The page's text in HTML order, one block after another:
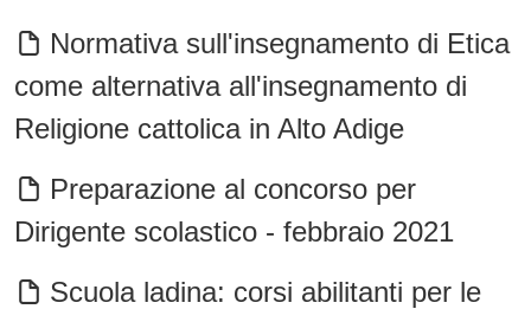
Normativa sull'insegnamento di Etica
come alternativa all'insegnamento di
Religione cattolica in Alto Adige
Preparazione al concorso per
Dirigente scolastico - febbraio 2021
Scuola ladina: corsi abilitanti per le